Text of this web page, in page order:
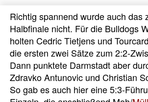
Richtig spannend wurde auch das
Halbfinale nicht. Für die Bulldogs
holten Cedric Tietjens und
die ersten zwei Sätze zum 2:2-
Dann punktete Darmstadt aber
Zdravko Antunovic und Christian
So gab es auch hier eine 5:3-